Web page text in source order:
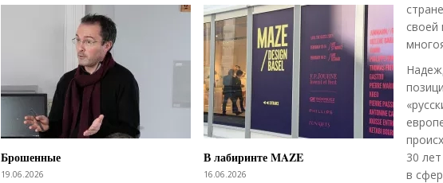
Брошенные
19.06.2026
В лабиринте MAZE
16.06.2026
своей
30
в